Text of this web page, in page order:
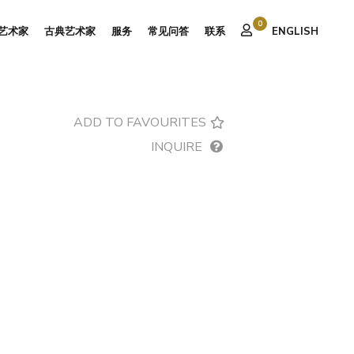
术家 古典艺术家 服务 常见问答 联系
0
ENGLISH
ADD TO FAVOURITES
INQUIRE